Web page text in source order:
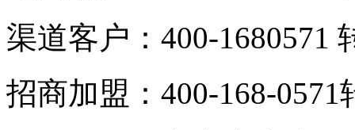
渠道客户：400-1680571
招商加盟：400-168-0571